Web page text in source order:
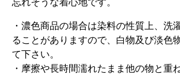
忘れそうな着心地です。
・濃色商品の場合は染料の性質上、洗
ることがありますので、白物及び淡色
て下さい。
・摩擦や長時間濡れたまま他の物と重